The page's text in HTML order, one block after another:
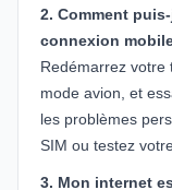
2. Comment
connexion
Redémarrez votre
mode avion, et
les problèmes
SIM ou testez
3. Mon internet